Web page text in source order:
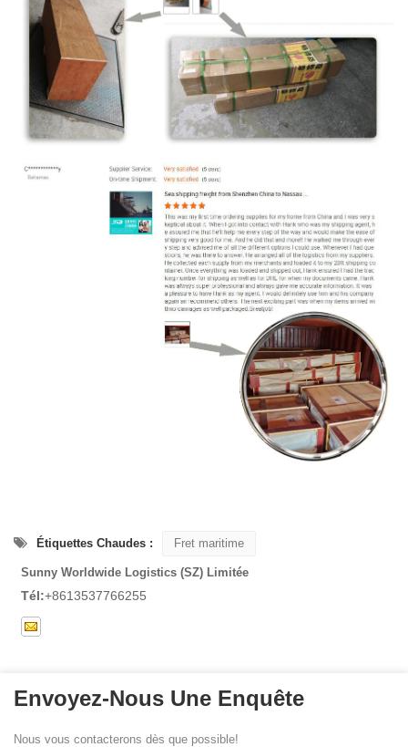
Étiquettes Chaudes : Fret maritime
Sunny Worldwide Logistics (SZ) Limitée
Tél:+8613537766255
Envoyez-Nous Une Enquête
Nous vous contacterons dès que possible!